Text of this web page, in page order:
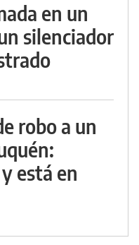
en un
silenciador
robo a un
está en